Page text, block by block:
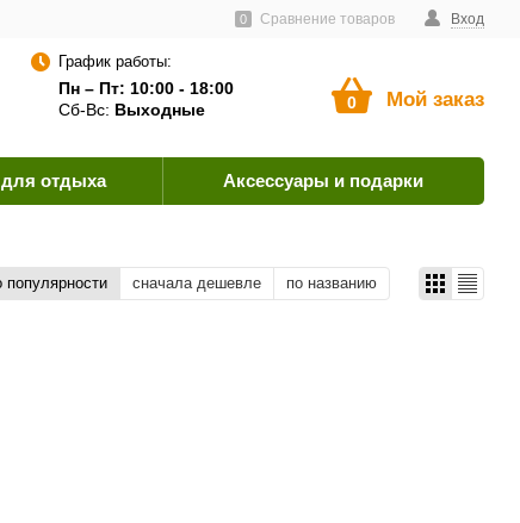
Пользовательское соглашение Как оплатить? Вход
0 Сравнение товаров
График работы:
Пн – Пт: 10:00 - 18:00
Сб-Вс: Выходные 0 Мой заказ
отдыха Аксессуары и подарки
популярности сначала дешевле по названию